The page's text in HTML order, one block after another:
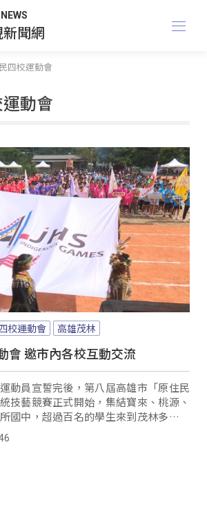
聞網
四校運動會
動會
校運動會 高雄茂林
會 邀市內各校互動交流
動員宣誓完後，第八屆高雄市「原住民
技藝競賽正式開始，集結寶來、桃源、
國中，超過百名的學生來到茂林多納，
互切磋，也聯絡感情。